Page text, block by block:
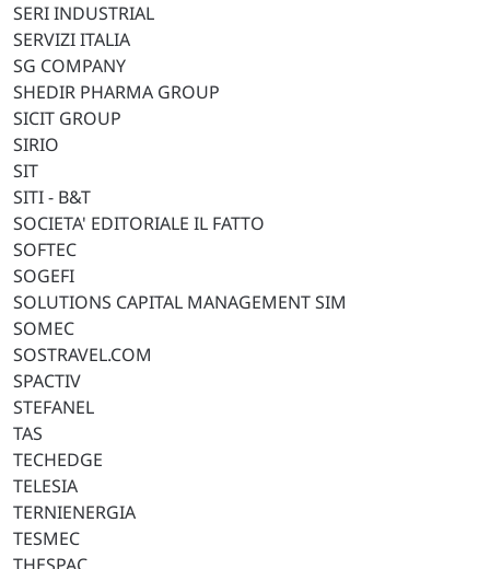
SERI INDUSTRIAL
SERVIZI ITALIA
SG COMPANY
SHEDIR PHARMA GROUP
SICIT GROUP
SIRIO
SIT
SITI - B&T
SOCIETA' EDITORIALE IL FATTO
SOFTEC
SOGEFI
SOLUTIONS CAPITAL MANAGEMENT SIM
SOMEC
SOSTRAVEL.COM
SPACTIV
STEFANEL
TAS
TECHEDGE
TELESIA
TERNIENERGIA
TESMEC